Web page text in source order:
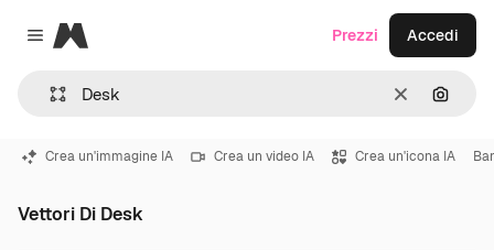
Close menu
Magnific
CancellaCerca
Prezzi Accedi
Crea un'immagine IA Crea un video IA Crea un'icona IA
Vettori Di Desk